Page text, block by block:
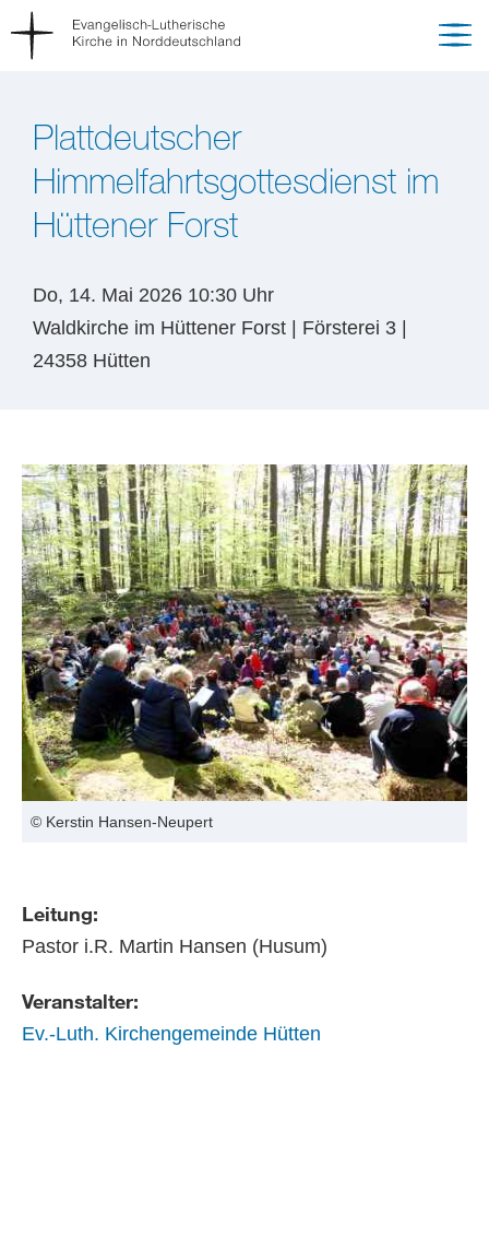
Plattdeutscher
Himmelfahrtsgottesdienst im
Hüttener Forst
Do, 14. Mai 2026 10:30 Uhr
Waldkirche im Hüttener Forst | Försterei 3 |
24358 Hütten
© Kerstin Hansen-Neupert
Leitung:
Pastor i.R. Martin Hansen (Husum)
Veranstalter:
Ev.-Luth. Kirchengemeinde Hütten